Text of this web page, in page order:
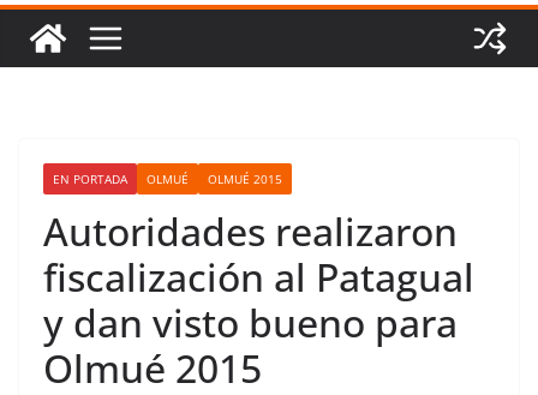
EN PORTADA OLMUÉ OLMUÉ 2015
Autoridades realizaron
fiscalización al Patagual
y dan visto bueno para
Olmué 2015